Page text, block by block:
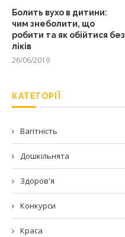
Болить вухо в дитини:
чим знеболити, що
робити та як обійтися без
ліків
26/06/2019
КАТЕГОРІЇ
Вагітність
Дошкільнята
Здоров'я
Конкурси
Краса